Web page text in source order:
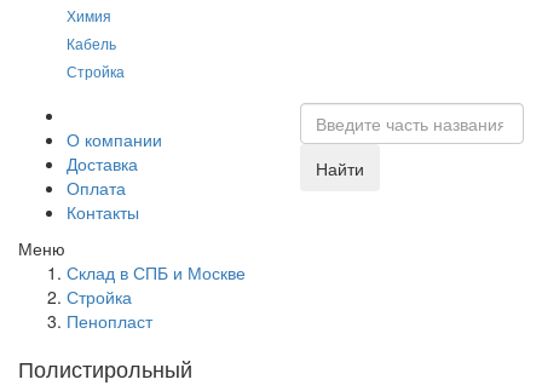
Химия
Кабель
Стройка
О компании
Доставка
Оплата
Контакты
Найти
Меню
Склад в СПБ и Москве
Стройка
Пенопласт
Полистирольный